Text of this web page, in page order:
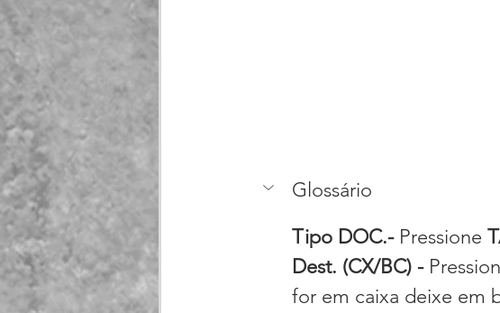
Glossário
Tipo DOC.- Pressione
Dest. (CX/BC) -
for em caixa deixe em